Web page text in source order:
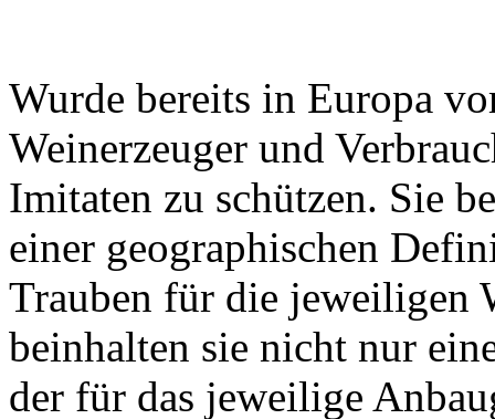
Wurde bereits in Europa
Weinerzeuger und
Imitaten zu schützen. Sie
einer geographischen
Trauben für die jeweiligen
beinhalten sie nicht nur
der für das jeweilige